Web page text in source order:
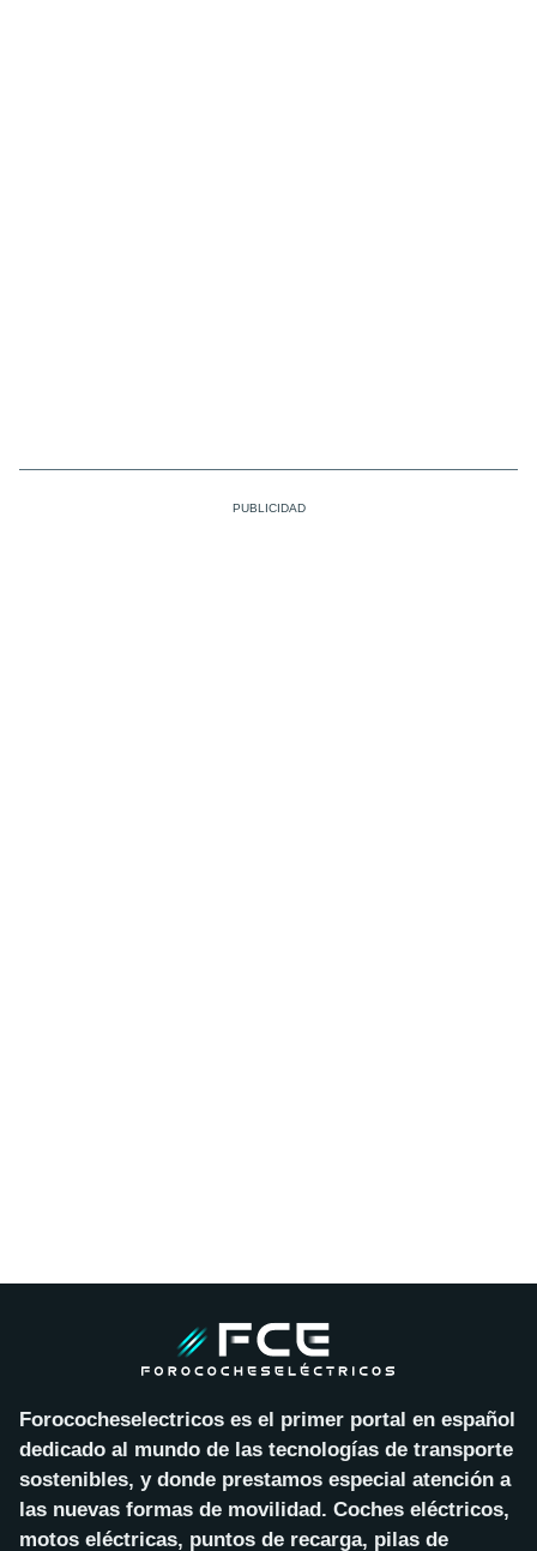
Forococheselectricos es el primer portal en español
dedicado al mundo de las tecnologías de transporte
sostenibles, y donde prestamos especial atención a
las nuevas formas de movilidad. Coches eléctricos,
motos eléctricas, puntos de recarga, pilas de